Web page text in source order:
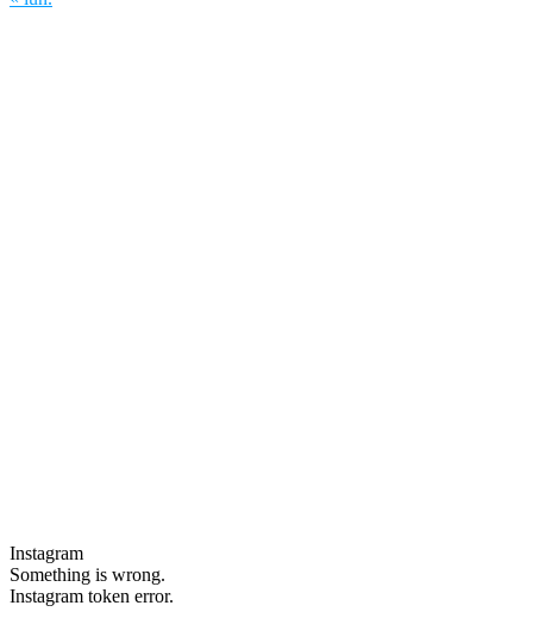
Instagram
Something is wrong.
Instagram token error.